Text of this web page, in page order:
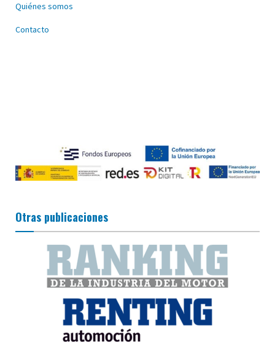
Quiénes somos
Contacto
Otras publicaciones